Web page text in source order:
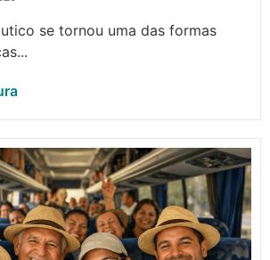
se tornou uma das formas